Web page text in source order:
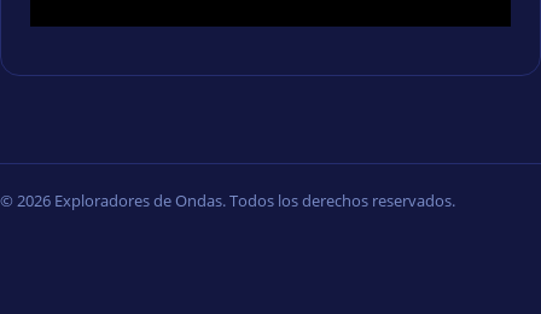
© 2026 Exploradores de Ondas. Todos los derechos reservados.